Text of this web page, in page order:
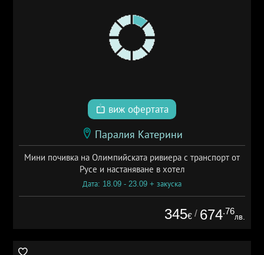
виж офертата
Паралия Катерини
Мини почивка на Олимпийската ривиера с транспорт от
Русе и настаняване в хотел
Дата: 18.09 - 23.09 + закуска
345€ / 674.76
лв.